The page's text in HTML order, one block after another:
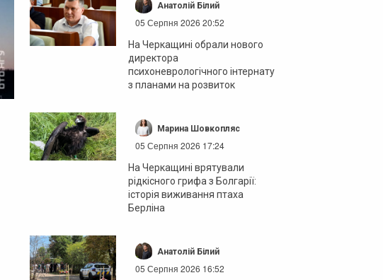
Анатолій Білий
05 Серпня 2026 20:52
На Черкащині обрали нового
директора
психоневрологічного інтернату
з планами на розвиток
Марина Шовкопляс
05 Серпня 2026 17:24
На Черкащині врятували
рідкісного грифа з Болгарії:
історія виживання птаха
Берліна
Анатолій Білий
05 Серпня 2026 16:52